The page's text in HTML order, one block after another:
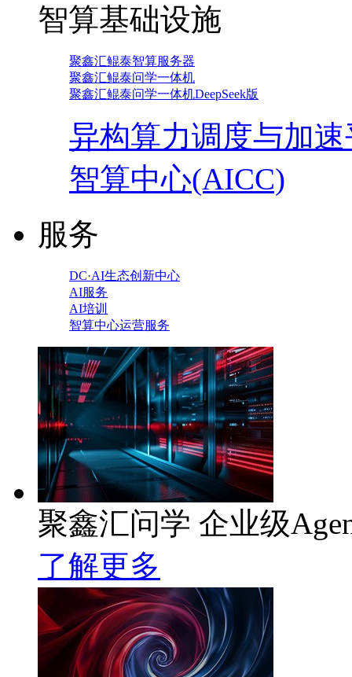
智算基础设施
聚鑫汇鲲泰智算服务器
聚鑫汇鲲泰问学一体机
聚鑫汇鲲泰问学一体机DeepSeek版
异构算力调度与加
智算中心(AICC)
服务
DC·AI生态创新中心
AI服务
AI培训
智算中心运营服务
聚鑫汇问学 企业级
了解更多